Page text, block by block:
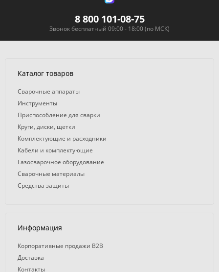
8 800 101-08-75
Звонок бесплатный 09:00 - 18:00 (по МСК)
Каталог товаров
Сварочные аппараты
Инструменты
Приспособление для сварки
Круги, диски, щетки
Комплектующие и расходники
Кабели и комплектующие
Газосварочное оборудование
Сварочные материалы
Средства защиты
Информация
Корпоративные продажи B2B
Доставка
Контакты